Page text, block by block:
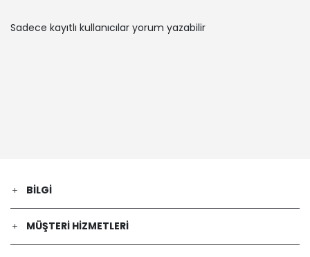
Sadece kayıtlı kullanıcılar yorum yazabilir
BILGI
MÜŞTERI HIZMETLERI